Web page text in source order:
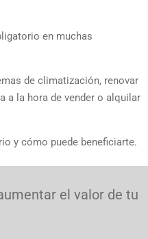
en muchas
de climatización, renovar
a la hora de vender o alquilar
y cómo puede beneficiarte.
el valor de tu